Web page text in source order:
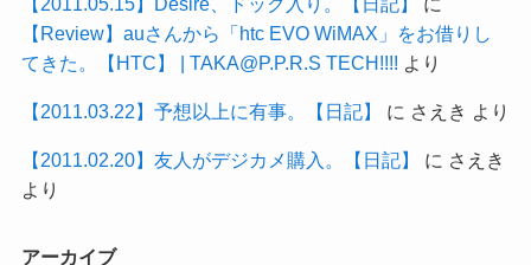
【Review】auさんから「htc EVO WiMAX」をお借りし
てきた。【HTC】 | TAKA@P.P.R.S TECH!!!! より
【2011.03.22】予想以上に有事。【日記】 に さえき より
【2011.02.20】友人がデジカメ購入。【日記】 に さえき
より
アーカイブ